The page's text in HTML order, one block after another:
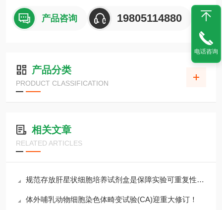
产品咨询 19805114880
产品分类
PRODUCT CLASSIFICATION
相关文章
RELATED ARTICLES
规范存放肝星状细胞培养试剂盒是保障实验可重复性的主要环节
体外哺乳动物细胞染色体畸变试验(CA)迎重大修订！
电话咨询